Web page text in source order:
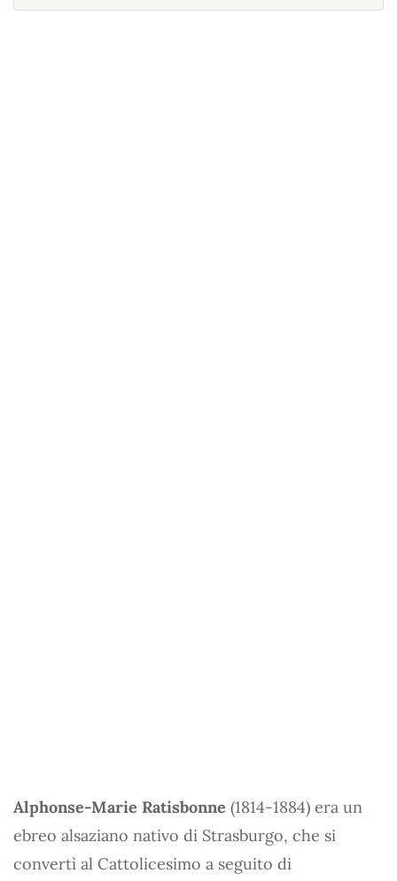
Alphonse-Marie Ratisbonne (1814-1884) era un
ebreo alsaziano nativo di Strasburgo, che si
convertì al Cattolicesimo a seguito di